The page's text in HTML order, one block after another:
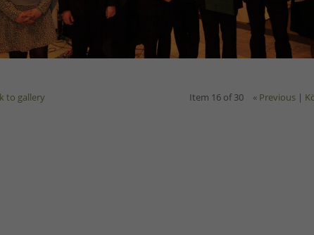
to gallery Item 16 of 30 « Previous |